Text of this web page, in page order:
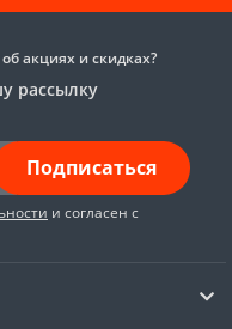
акциях и скидках?
рассылку
Подписаться
и согласен с